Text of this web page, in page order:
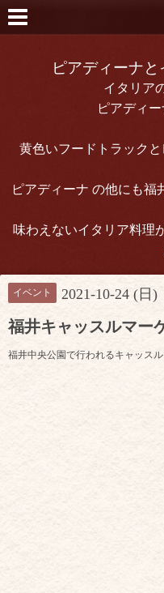
ピアディーナ
イタリア
ピアディー
黄色いフードトラックと
ピアディーナ の他にも福
味わえないイタリア料理
イベント 2021-10-24 (日)
福井キャッスルマー
福井中央公園で行われるキャッス